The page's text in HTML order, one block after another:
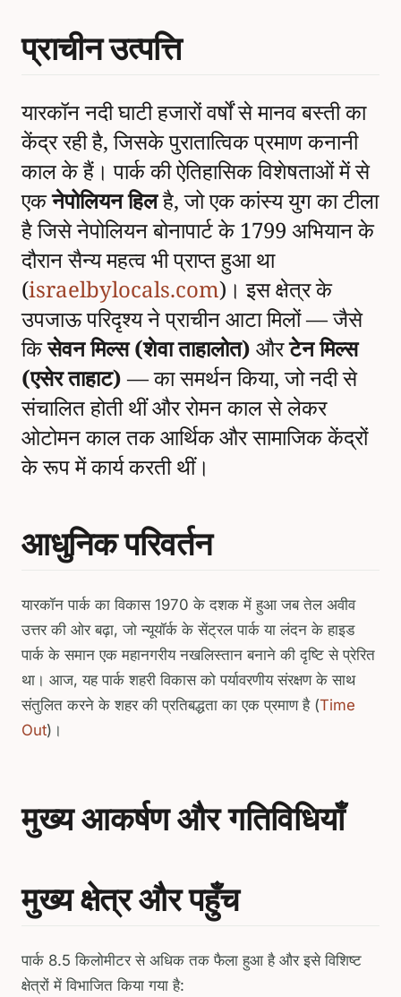
प्राचीन उत्पत्ति
यारकॉन नदी घाटी हजारों वर्षों से मानव बस्ती का
केंद्र रही है, जिसके पुरातात्विक प्रमाण कनानी
काल के हैं। पार्क की ऐतिहासिक विशेषताओं में से
एकनेपोलियन हिलहै, जो एक कांस्य युग का टीला
है जिसे नेपोलियन बोनापार्ट के 1799 अभियान के
दौरान सैन्य महत्व भी प्राप्त हुआ था
(israelbylocals.com)। इस क्षेत्र के
उपजाऊ परिदृश्य ने प्राचीन आटा मिलों — जैसे
किसेवन मिल्स (शेवा ताहालोत) औरटेन मिल्स
(एसेर ताहाट)— का समर्थन किया, जो नदी से
संचालित होती थीं और रोमन काल से लेकर
ओटोमन काल तक आर्थिक और सामाजिक केंद्रों
के रूप में कार्य करती थीं।
आधुनिक परिवर्तन
यारकॉन पार्क का विकास 1970 के दशक में हुआ जब तेल अवीव
उत्तर की ओर बढ़ा, जो न्यूयॉर्क के सेंट्रल पार्क या लंदन के हाइड
पार्क के समान एक महानगरीय नखलिस्तान बनाने की दृष्टि से प्रेरित
था। आज, यह पार्क शहरी विकास को पर्यावरणीय संरक्षण के साथ
संतुलित करने के शहर की प्रतिबद्धता का एक प्रमाण है (Time
Out)।
मुख्य आकर्षण और गतिविधियाँ
मुख्य क्षेत्र और पहुँच
पार्क 8.5 किलोमीटर से अधिक तक फैला हुआ है और इसे विशिष्ट
क्षेत्रों में विभाजित किया गया है: